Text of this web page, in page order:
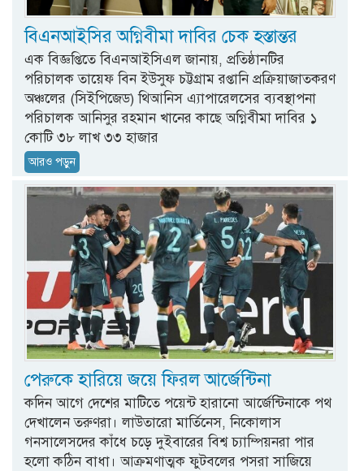
বিএনআইসির অগ্নিবীমা দাবির চেক হস্তান্তর
এক বিজ্ঞপ্তিতে বিএনআইসিএল জানায়, প্রতিষ্ঠানটির
পরিচালক তায়েফ বিন ইউসুফ চট্টগ্রাম রপ্তানি প্রক্রিয়াজাতকরণ
অঞ্চলের (সিইপিজেড) থিআনিস এ্যাপারেলসের ব্যবস্থাপনা
পরিচালক আনিসুর রহমান খানের কাছে অগ্নিবীমা দাবির ১
কোটি ৩৮ লাখ ৩৩ হাজার
আরও পড়ুন
পেরুকে হারিয়ে জয়ে ফিরল আর্জেন্টিনা
কদিন আগে দেশের মাটিতে পয়েন্ট হারানো আর্জেন্টিনাকে পথ
দেখালেন তরুণরা। লাউতারো মার্তিনেস, নিকোলাস
গনসালেসদের কাঁধে চড়ে দুইবারের বিশ্ব চ্যাম্পিয়নরা পার
হলো কঠিন বাধা। আক্রমণাত্মক ফুটবলের পসরা সাজিয়ে